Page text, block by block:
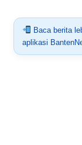
Baca berita
aplikasi